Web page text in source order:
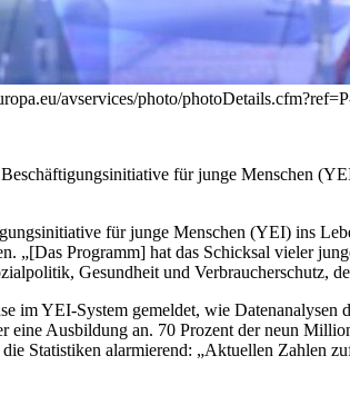
avservices/photo/
für junge Menschen
für junge Menschen (YEI) ins
„[Das Programm] hat das Schicksal vieler
Gesundheit und Verbraucherschutz,
im YEI-System gemeldet, wie
Ausbildung an. 70 Prozent der neun
Statistiken alarmierend: „Aktuellen Zahlen